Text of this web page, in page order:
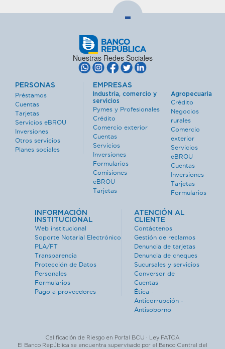
-
Nuestras Redes Sociales
PERSONAS
Préstamos
Cuentas
Tarjetas
Servicios eBROU
Inversiones
Otros servicios
Planes sociales
EMPRESAS
Industria, comercio y
servicios
Pymes y Profesionales
Crédito
Comercio exterior
Cuentas
Servicios
Inversiones
Formularios
Comisiones
eBROU
Tarjetas
Agropecuaria
Crédito
Negocios
rurales
Comercio
exterior
Servicios
eBROU
Cuentas
Inversiones
Tarjetas
Formularios
INFORMACIÓN
INSTITUCIONAL
Web institucional
Soporte Notarial Electrónico
PLA/FT
Transparencia
Protección de Datos
Personales
Formularios
Pago a proveedores
ATENCIÓN AL
CLIENTE
Contáctenos
Gestión de reclamos
Denuncia de tarjetas
Denuncia de cheques
Sucursales y servicios
Conversor de
Cuentas
Ética -
Anticorrupción -
Antisoborno
Calificación de Riesgo en Portal BCU · Ley FATCA
El Banco República se encuentra supervisado por el Banco Central del